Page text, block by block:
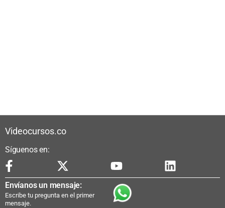
Videocursos.co
Síguenos en:
Envíanos un mensaje:
Escribe tu pregunta en el primer
mensaje.